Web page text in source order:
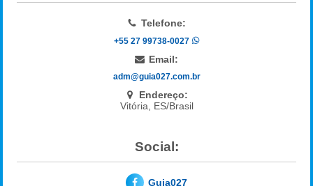
Telefone:
+55 27 99738-0027
Email:
adm@guia027.com.br
Endereço:
Vitória, ES/Brasil
Social:
Guia027